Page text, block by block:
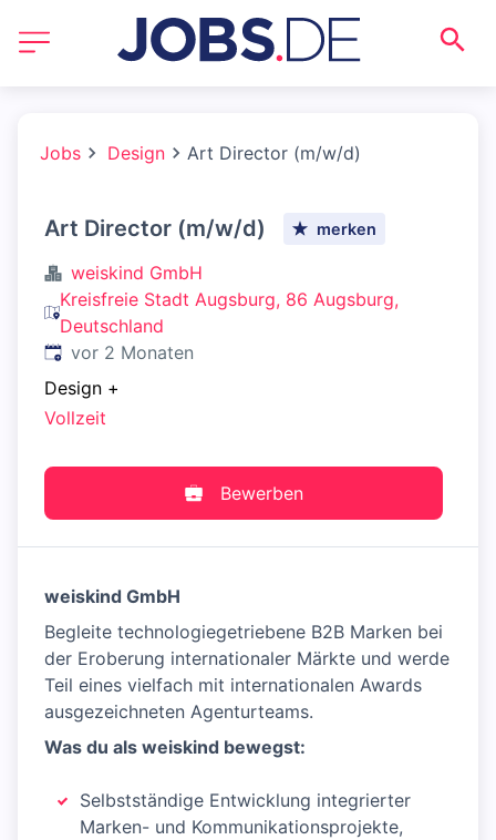
Jobs Design Art Director (m/w/d)
Art Director (m/w/d) merken
weiskind GmbH
Kreisfreie Stadt Augsburg, 86 Augsburg,
Deutschland
Veröffentlicht:
vor 2 Monaten
Design +
Vollzeit
Bewerben
weiskind GmbH
Begleite technologiegetriebene B2B Marken bei
der Eroberung internationaler Märkte und werde
Teil eines vielfach mit internationalen Awards
ausgezeichneten Agenturteams.
Was du als weiskind bewegst:
Selbstständige Entwicklung integrierter
Marken- und Kommunikationsprojekte,